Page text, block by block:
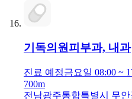
기독의원 피부과, 내과
진료 예정금요일 08:00 ~
700m
전남광주통합특별시 무